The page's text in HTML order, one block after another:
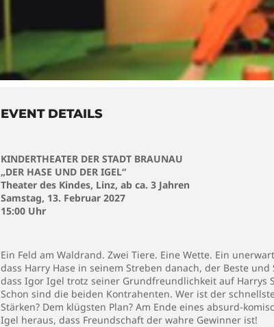
EVENT DETAILS
KINDERTHEATER DER STADT BRAUNAU
„DER HASE UND DER IGEL“
Theater des Kindes, Linz, ab ca. 3 Jahren
Samstag, 13. Februar 2027
15:00 Uhr
Ein Feld am Waldrand. Zwei Tiere. Eine Wette. Ein
dass Harry Hase in seinem Streben danach, der Beste
dass Igor Igel trotz seiner Grundfreundlichkeit auf Harrys
Schon sind die beiden Kontrahenten. Wer ist der
Stärken? Dem klügsten Plan? Am Ende eines absurd-
Igel heraus, dass Freundschaft der wahre Gewinner ist!